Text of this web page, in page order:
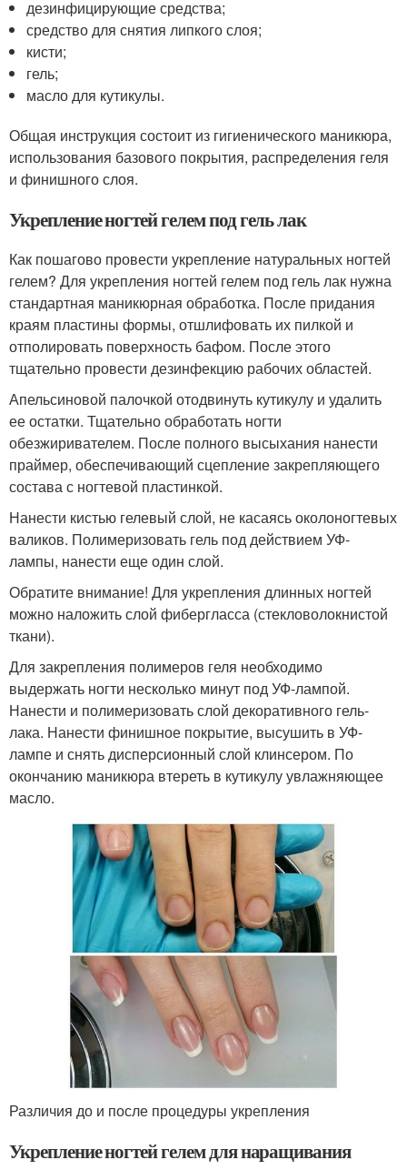
дезинфицирующие средства;
средство для снятия липкого слоя;
кисти;
гель;
масло для кутикулы.
Общая инструкция состоит из гигиенического маникюра,
использования базового покрытия, распределения геля
и финишного слоя.
Укрепление ногтей гелем под гель лак
Как пошагово провести укрепление натуральных ногтей
гелем? Для укрепления ногтей гелем под гель лак нужна
стандартная маникюрная обработка. После придания
краям пластины формы, отшлифовать их пилкой и
отполировать поверхность бафом. После этого
тщательно провести дезинфекцию рабочих областей.
Апельсиновой палочкой отодвинуть кутикулу и удалить
ее остатки. Тщательно обработать ногти
обезжиривателем. После полного высыхания нанести
праймер, обеспечивающий сцепление закрепляющего
состава с ногтевой пластинкой.
Нанести кистью гелевый слой, не касаясь околоногтевых
валиков. Полимеризовать гель под действием УФ-
лампы, нанести еще один слой.
Обратите внимание! Для укрепления длинных ногтей
можно наложить слой фибергласса (стекловолокнистой
ткани).
Для закрепления полимеров геля необходимо
выдержать ногти несколько минут под УФ-лампой.
Нанести и полимеризовать слой декоративного гель-
лака. Нанести финишное покрытие, высушить в УФ-
лампе и снять дисперсионный слой клинсером. По
окончанию маникюра втереть в кутикулу увлажняющее
масло.
Различия до и после процедуры укрепления
Укрепление ногтей гелем для наращивания